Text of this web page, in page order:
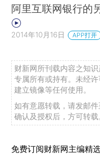
阿里互联网银行的
2014年10月16日 APP打开
财新网所刊载内容之知
专属所有或持有。未经
建立镜像等任何使用。
如有意愿转载，请发邮件
确认及授权后，方可转载
免费订阅财新网主编精